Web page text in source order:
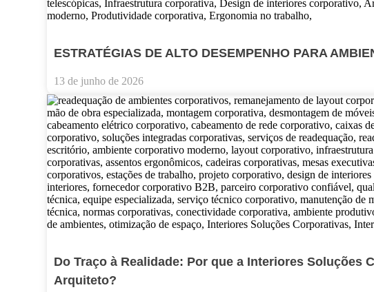
ESTRATÉGIAS DE ALTO DESEMPENHO PARA
13 de junho de 2026
Do Traço à Realidade: Por que a Interiores Soluções
Arquiteto?